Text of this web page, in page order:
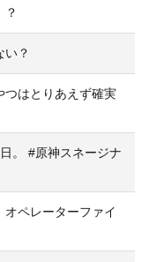
？
い？
つはとりあえず確実
。 #原神スネージナ
オペレーターファイ